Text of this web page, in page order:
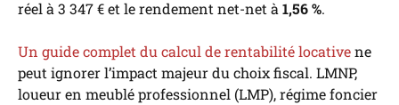
réel à 3 347 € et le rendement net-net à1,56 %.
Un guide complet du calcul de rentabilité locativene
peut ignorer l’impact majeur du choix fiscal. LMNP,
loueur en meublé professionnel (LMP), régime foncier